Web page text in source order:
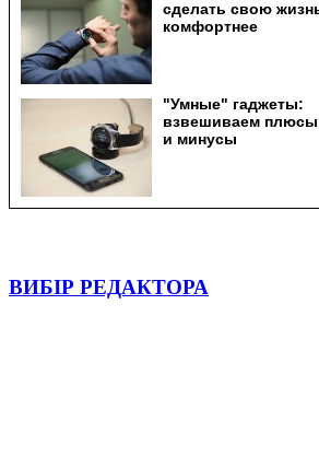
ВИБІР РЕДАКТОРА